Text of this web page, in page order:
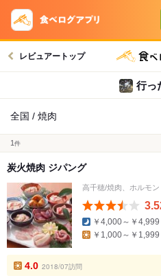
レビュアートップ
行っ
全国 / 焼肉
1 件
炭火焼肉 ジパング
高千穂/焼肉、ホルモン
￥4,000～￥4,999
￥1,000～￥1,999
4.0 2018/07訪問